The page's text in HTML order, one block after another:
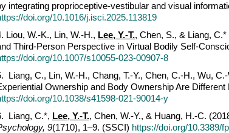
integrating proprioceptive-vestibular and visual
doi.org/10.1016/j.isci.2025.113819
Liou, W.-K., Lin, W.-H., Lee, Y.-T., Chen, S., & Liang,
Third-Person Perspective in Virtual Bodily Self-
doi.org/10.1007/s10055-023-00907-8
Liang, C., Lin, W.-H., Chang, T.-Y., Chen, C.-H., Wu,
Ownership and Body Ownership Are Different
doi.org/10.1038/s41598-021-90014-y
Liang, C.*, Lee, Y.-T., Chen, W.-Y., & Huang, H.-C.
, 9(1710), 1–9. (SSCI) https://doi.org/10.3389/